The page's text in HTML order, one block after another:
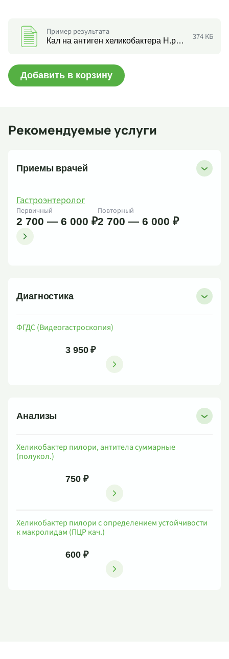
Пример результата
Кал на антиген хеликобактера H.pylori 374 КБ
Добавить в корзину
Рекомендуемые услуги
Приемы врачей
Гастроэнтеролог
Первичный
2 700 — 6 000 ₽
Повторный
2 700 — 6 000 ₽
Диагностика
ФГДС (Видеогастроскопия)
3 950 ₽
Анализы
Хеликобактер пилори, антитела суммарные
(полукол.)
750 ₽
Хеликобактер пилори с определением устойчивости
к макролидам (ПЦР кач.)
600 ₽